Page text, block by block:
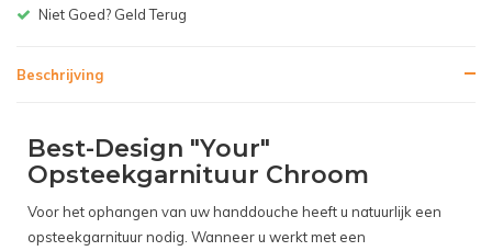
Gratis bezorgen v.a. € 150,-(NL)
Beschrijving
Best-Design "Your"
Opsteekgarnituur Chroom
Voor het ophangen van uw handdouche heeft u natuurlijk een
opsteekgarnituur nodig. Wanneer u werkt met een